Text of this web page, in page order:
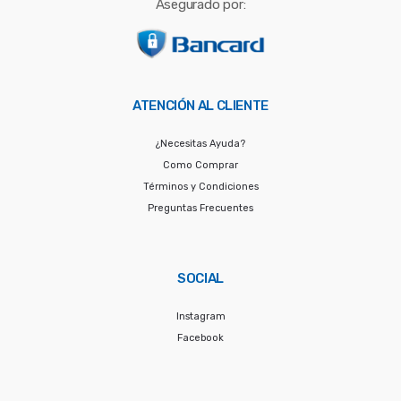
Asegurado por:
ATENCIÓN AL CLIENTE
¿Necesitas Ayuda?
Como Comprar
Términos y Condiciones
Preguntas Frecuentes
SOCIAL
Instagram
Facebook